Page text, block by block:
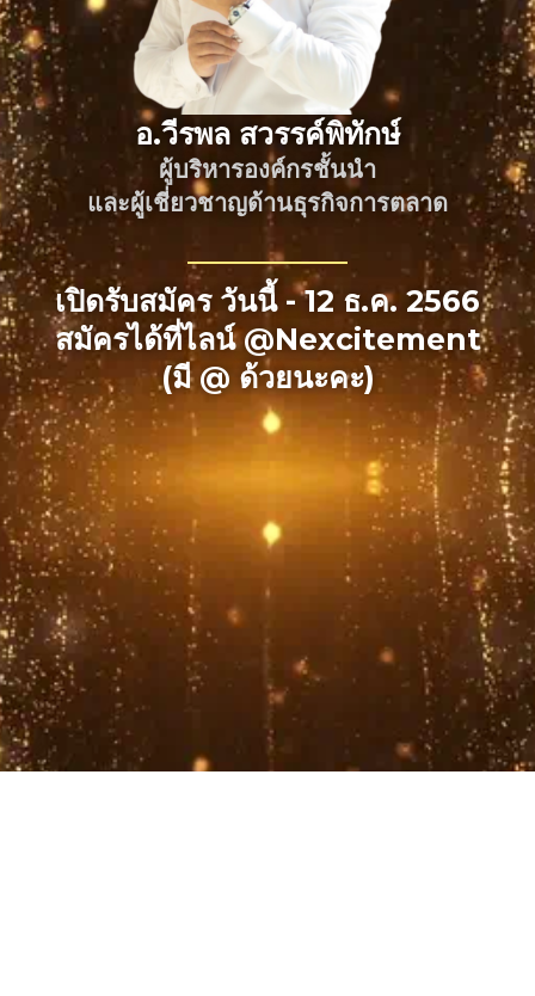
อ.วีรพล สวรรค์พิทักษ์
ผู้บริหารองค์กรชั้นนำ
และผู้เชี่ยวชาญด้านธุรกิจการตลาด
เปิดรับสมัคร วันนี้ - 12 ธ.ค. 2566
สมัครได้ที่ไลน์ @Nexcitement
(มี @ ด้วยนะคะ)